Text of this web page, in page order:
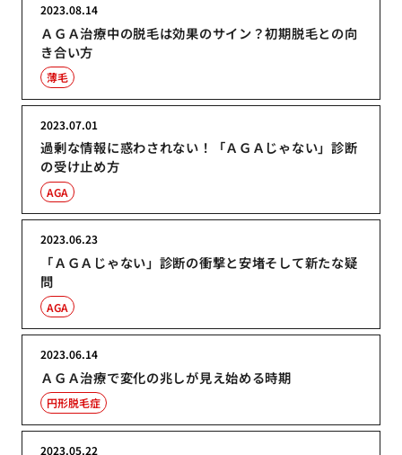
ＡＧＡ治療中の脱毛は効果のサイン？初期脱毛との向
き合い方
2023.08.14
薄毛
過剰な情報に惑わされない！「ＡＧＡじゃない」診断
の受け止め方
2023.07.01
AGA
「ＡＧＡじゃない」診断の衝撃と安堵そして新たな疑
問
2023.06.23
AGA
ＡＧＡ治療で変化の兆しが見え始める時期
2023.06.14
円形脱毛症
2023.05.22